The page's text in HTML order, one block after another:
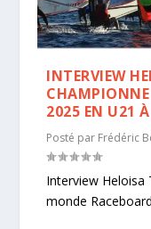
INTERVIEW
2025 EN U21
Posté par Frédéric
Interview Heloisa
monde